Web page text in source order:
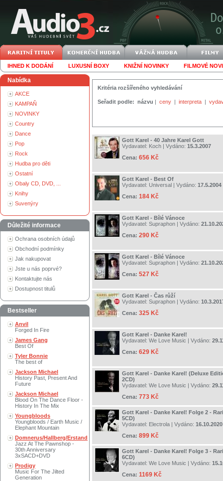
IHNED K DODÁNÍ LUXUSNÍ BOXY KNIŽNÍ NOVINKY FILMOVÉ
Nabídka
AKCE
KAMPAŇ
NOVINKY
Country
Dance
Pop
Rock
Hudba pro děti
Ostatní
Obaly CD, DVD, ...
Knihy
Suvenýry
Důležité informace
Ochrana osobních údajů
Obchodní podmínky
Jak nakupovat
Jste u nás poprvé?
Kontaktujte nás
Dostupnost titulů
Bestseller
Anvil
Forged In Fire
James Gang
Best Of
Tyler Bonnie
The best of
Jackson Michael
History Past, Present And
Future
Jackson Michael
Blood On The Dance Floor -
History In The Mix
Youngbloods
Youngbloods / Earth Music /
Elephant Mountain
Domnerus/Hallberg/Erstand
Jazz At The Pawnshop -
30th Anniversary
3xSACD+DVD
Prodigy
Music For The Jilted
Generation
Kritéria rozšířeného vyhledávání
Seřadit podle: názvu | ceny | interpreta |
Gott Karel - 40 Jahre Karel Gott
Vydavatel: Koch | Vydáno: 15.3.2007
Cena: 656 Kč
Gott Karel - Best Of
Vydavatel: Universal | Vydáno: 17.5.2004
Cena: 184 Kč
Gott Karel - Bílé Vánoce
Vydavatel: Supraphon | Vydáno:
Cena: 290 Kč
Gott Karel - Bílé Vánoce
Vydavatel: Supraphon | Vydáno:
Cena: 527 Kč
Gott Karel - Čas růží
Vydavatel: Supraphon | Vydáno:
Cena: 325 Kč
Gott Karel - Danke Karel!
Vydavatel: We Love Music | Vydáno:
Cena: 629 Kč
Gott Karel - Danke Karel! (Deluxe
2CD)
Vydavatel: We Love Music | Vydáno:
Cena: 773 Kč
Gott Karel - Danke Karel! Folge 2 -
5CD)
Vydavatel: Electrola | Vydáno: 16.10.2020
Cena: 899 Kč
Gott Karel - Danke Karel! Folge 3 -
6CD)
Vydavatel: We Love Music | Vydáno:
Cena: 1169 Kč